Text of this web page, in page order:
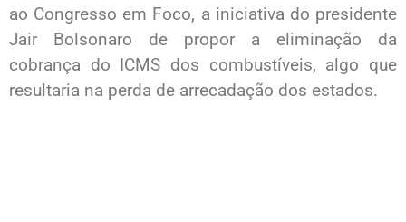
ao Congresso em Foco, a iniciativa do presidente
Jair Bolsonaro de propor a eliminação da
cobrança do ICMS dos combustíveis, algo que
resultaria na perda de arrecadação dos estados.